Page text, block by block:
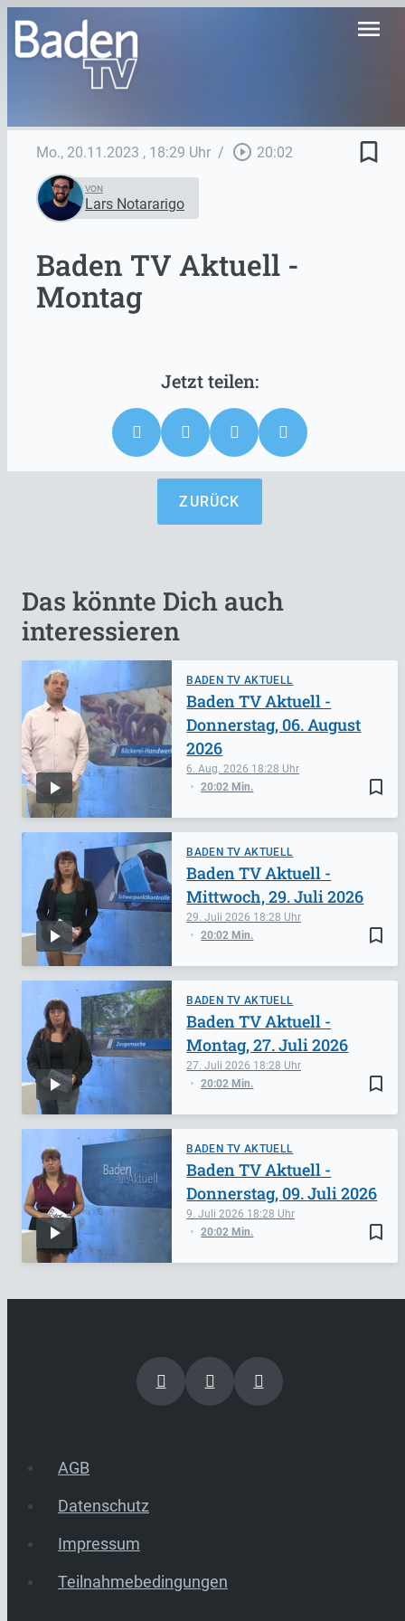
menu
Mo., 20.11.2023 , 18:29 Uhr / play_circle_outline 20:02 bookmark_border
VON
Lars Notararigo
Baden TV Aktuell -
Montag
ZURÜCK
Das könnte Dich auch
interessieren
BADEN TV AKTUELL
bookmark_border
6. Aug. 2026 18:28
20:02 Min.
Baden TV Aktuell -
Donnerstag, 06. August
2026
BADEN TV AKTUELL
bookmark_border
29. Juli 2026 18:28
20:02 Min.
Baden TV Aktuell -
Mittwoch, 29. Juli 2026
BADEN TV AKTUELL
bookmark_border
27. Juli 2026 18:28
20:02 Min.
Baden TV Aktuell -
Montag, 27. Juli 2026
BADEN TV AKTUELL
bookmark_border
9. Juli 2026 18:28
20:02 Min.
Baden TV Aktuell -
Donnerstag, 09. Juli 2026
AGB
Datenschutz
Impressum
Teilnahmebedingungen